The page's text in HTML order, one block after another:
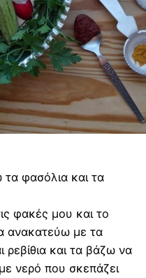
φασόλια και τα
φακές μου και το
ανακατεύω με τα
και τα βάζω να
νερό που σκεπάζει